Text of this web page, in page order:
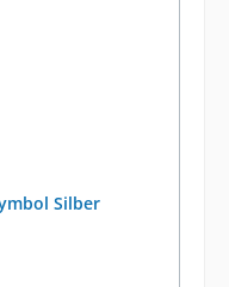
Silber